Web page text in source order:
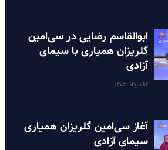
ابوالقاسم رضایی در سی‌امین
گلریزان همیاری با سیمای
آزادی
۱۶ مرداد ۱۴۰۵
آغاز سی‌امین گلریزان همیاری
سیمای آزادی